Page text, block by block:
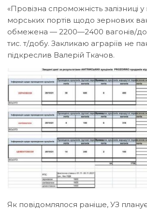
«Провізна спроможність залізниці
морських портів щодо зернових
обмежена — 2200—2400 вагонів/
тис. т/добу. Закликаю аграріїв не
підкреслив Валерій Ткачов.
Як повідомлялося раніше, УЗ планує